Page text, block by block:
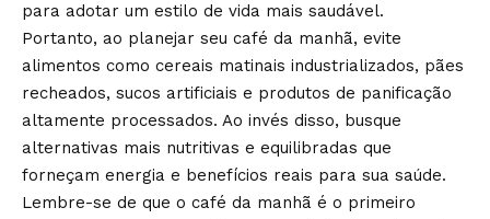
para adotar um estilo de vida mais saudável.
Portanto, ao planejar seu café da manhã, evite
alimentos como cereais matinais industrializados, pães
recheados, sucos artificiais e produtos de panificação
altamente processados. Ao invés disso, busque
alternativas mais nutritivas e equilibradas que
forneçam energia e benefícios reais para sua saúde.
Lembre-se de que o café da manhã é o primeiro